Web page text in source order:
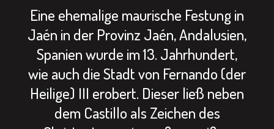
Eine ehemalige maurische Festung in
Jaén in der Provinz Jaén, Andalusien,
Spanien wurde im 13. Jahrhundert,
wie auch die Stadt von Fernando (der
Heilige) III erobert. Dieser ließ neben
dem Castillo als Zeichen des